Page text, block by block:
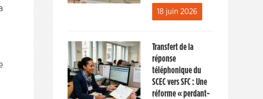
18 juin 2026
Transfert de la
réponse
téléphonique du
SCEC vers SFC : Une
réforme « perdant-